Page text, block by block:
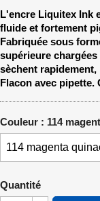
L'encre Liquitex Ink
fluide et fortement
Fabriquée sous
supérieure
sèchent
Flacon avec pipette.
Couleur : 114
Quantité